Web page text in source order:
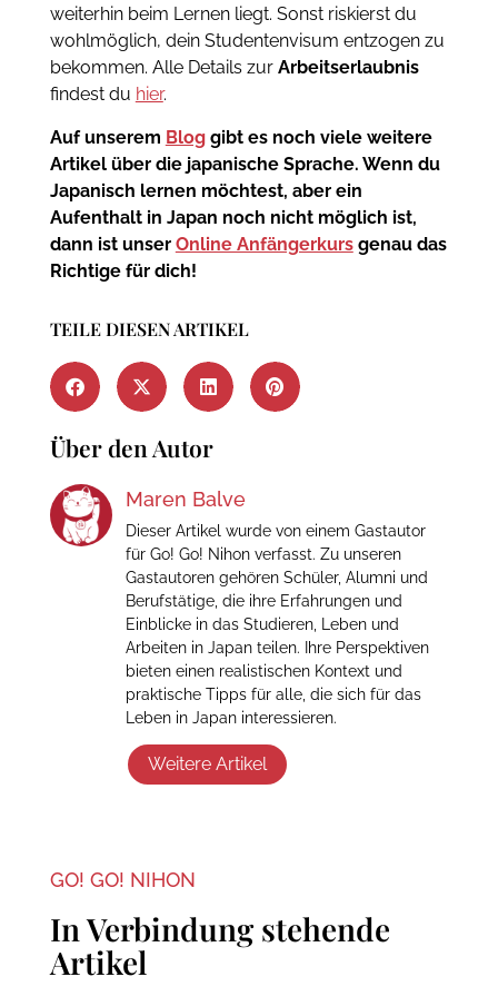
weiterhin beim Lernen liegt. Sonst riskierst du
wohlmöglich, dein Studentenvisum entzogen zu
bekommen. Alle Details zur Arbeitserlaubnis
findest du hier.
Auf unserem Bloggibt es noch viele weitere
Artikel über die japanische Sprache. Wenn du
Japanisch lernen möchtest, aber ein
Aufenthalt in Japan noch nicht möglich ist,
dann ist unser Online Anfängerkursgenau das
Richtige für dich!
TEILE DIESEN ARTIKEL
Über den Autor
Maren Balve
Dieser Artikel wurde von einem Gastautor
für Go! Go! Nihon verfasst. Zu unseren
Gastautoren gehören Schüler, Alumni und
Berufstätige, die ihre Erfahrungen und
Einblicke in das Studieren, Leben und
Arbeiten in Japan teilen. Ihre Perspektiven
bieten einen realistischen Kontext und
praktische Tipps für alle, die sich für das
Leben in Japan interessieren.
Weitere Artikel
GO! GO! NIHON
In Verbindung stehende
Artikel